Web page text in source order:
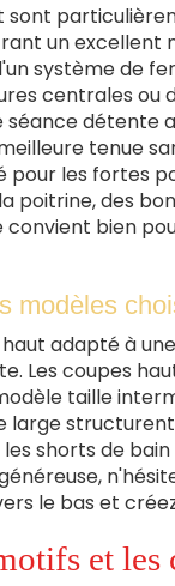
sont
un excellent
système de
centrales ou
séance détente
tenue
pour les fortes
poitrine, des
bien
modèles
adapté à
Les coupes
taille
large
shorts de
le bas et
et les